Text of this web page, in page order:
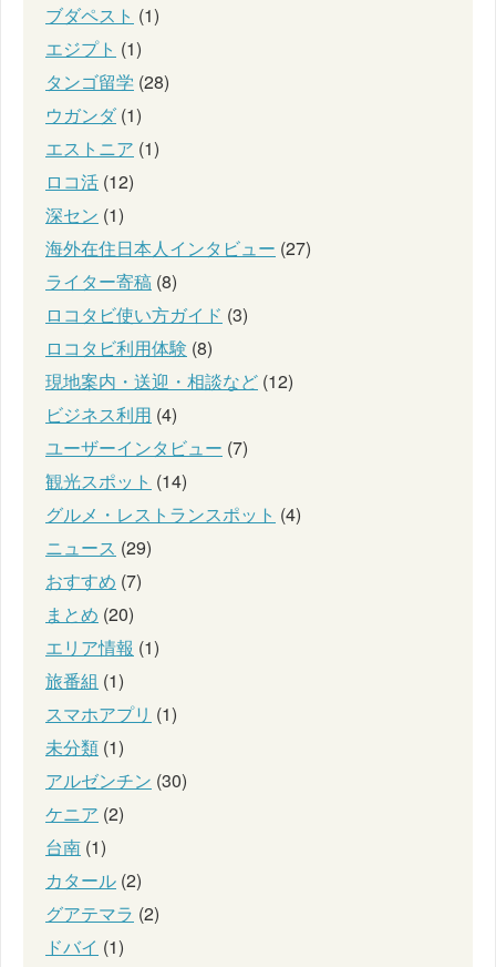
ブダペスト (1)
エジプト (1)
タンゴ留学 (28)
ウガンダ(1)
エストニア (1)
ロコ活 (12)
深セン (1)
海外在住日本人インタビュー (27)
ライター寄稿 (8)
ロコタビ使い方ガイド (3)
ロコタビ利用体験 (8)
現地案内・送迎・相談など (12)
ビジネス利用 (4)
ユーザーインタビュー (7)
観光スポット (14)
グルメ・レストランスポット (4)
ニュース (29)
おすすめ (7)
まとめ (20)
エリア情報 (1)
旅番組 (1)
スマホアプリ (1)
未分類 (1)
アルゼンチン (30)
ケニア (2)
台南 (1)
カタール (2)
グアテマラ (2)
ドバイ (1)